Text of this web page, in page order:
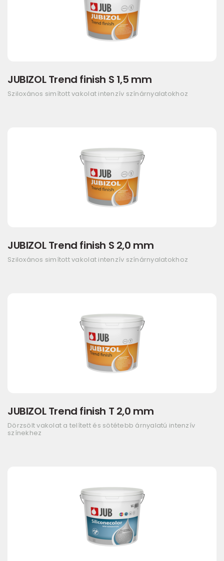
JUBIZOL Trend finish S 1,5 mm
Sziloxános simított vakolat intenzív színárnyalatokhoz
JUBIZOL Trend finish S 2,0 mm
Sziloxános simított vakolat intenzív színárnyalatokhoz
JUBIZOL Trend finish T 2,0 mm
Dörzsölt vakolat a telített és sötétebb árnyalatú intenzív
színekhez